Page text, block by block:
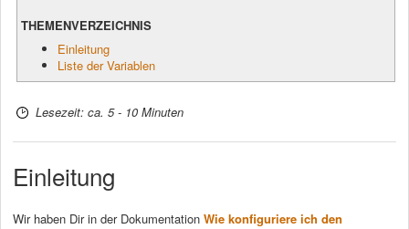
THEMENVERZEICHNIS
Einleitung
Liste der Variablen
Lesezeit: ca. 5 - 10 Minuten
Einleitung
Wir haben Dir in der Dokumentation Wie konfiguriere ich den